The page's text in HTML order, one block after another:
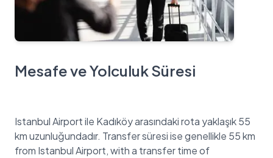
Mesafe ve Yolculuk Süresi
Istanbul Airport ile Kadıköy arasındaki rota yaklaşık 55
km uzunluğundadır. Transfer süresi ise genellikle 55 km
from Istanbul Airport, with a transfer time of